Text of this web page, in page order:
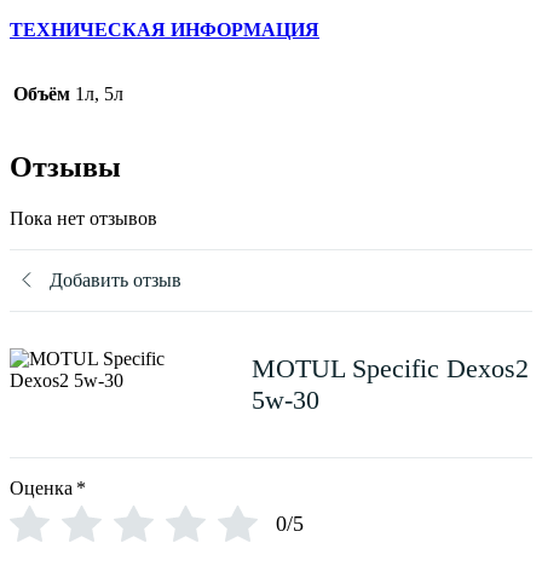
ТЕХНИЧЕСКАЯ ИНФОРМАЦИЯ
Объём 1л, 5л
Отзывы
Пока нет отзывов
Добавить отзыв
MOTUL Specific Dexos2
5w-30
Оценка *
0/5